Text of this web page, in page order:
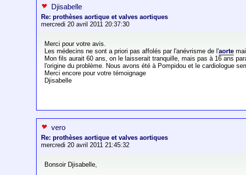
Djisabelle
Re: prothèses aortique et valves aortiques
mercredi 20 avril 2011 20:37:30
Merci pour votre avis.
Les médecins ne sont a priori pas affolés par l'anévrisme de l'aorte
Mon fils aurait 60 ans, on le laisserait tranquille, mais pas à 16 ans
l'origine du problème. Nous avons été à Pompidou et le cardiologue
Merci encore pour votre témoignage
Djisabelle
vero
Re: prothèses aortique et valves aortiques
mercredi 20 avril 2011 21:45:32
Bonsoir Djisabelle,